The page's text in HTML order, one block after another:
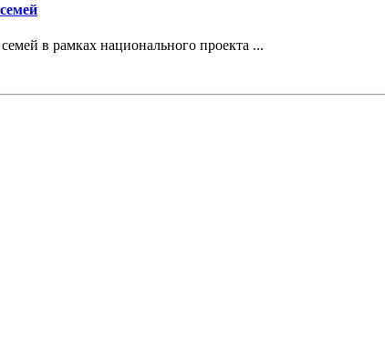
в рамках национального проекта ...